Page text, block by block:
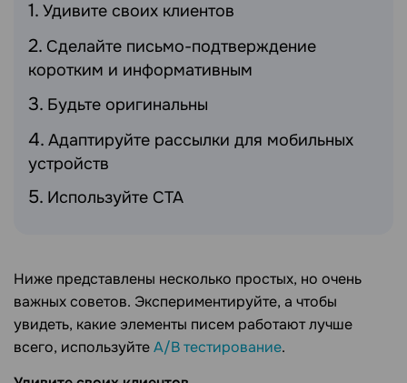
Удивите своих клиентов
Сделайте письмо-подтверждение
коротким и информативным
Будьте оригинальны
Адаптируйте рассылки для мобильных
устройств
Используйте CTA
Ниже представлены несколько простых, но очень
важных советов. Экспериментируйте, а чтобы
увидеть, какие элементы писем работают лучше
всего, используйтеA/B тестирование.